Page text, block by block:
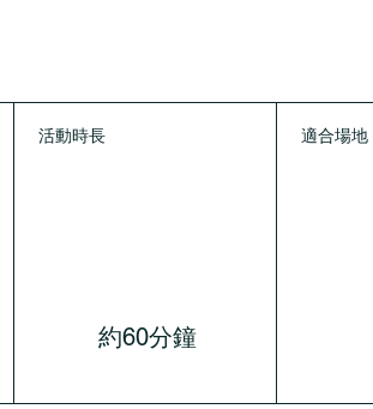
活動時長
約60分鐘
適合場地